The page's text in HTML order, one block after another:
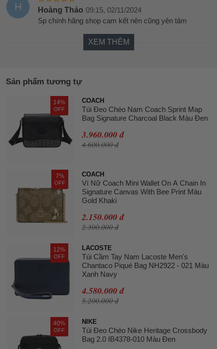
H Hoàng Thảo 09:15, 02/11/2024
Sp chính hãng shop cam kết nên cũng yên tâm
XEM THÊM
Sản phẩm tương tự
14%
OFF
COACH
Túi Đeo Chéo Nam Coach Sprint Map
Bag Signature Charcoal Black Màu Đen
3.960.000 đ
4.600.000 đ
7%
OFF
COACH
Ví Nữ Coach Mini Wallet On A Chain In
Signature Canvas With Bee Print Màu
Gold Khaki
2.150.000 đ
2.300.000 đ
12%
OFF
LACOSTE
Túi Cầm Tay Nam Lacoste Men's
Chantaco Piqué Bag NH2922 - 021 Màu
Xanh Navy
4.580.000 đ
5.200.000 đ
40%
OFF
NIKE
Túi Đeo Chéo Nike Heritage Crossbody
Bag 2.0 IB4378-010 Màu Đen